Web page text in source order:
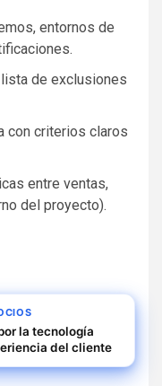
entornos de
de exclusiones
con criterios claros
entre ventas,
del proyecto).
la tecnología
del cliente